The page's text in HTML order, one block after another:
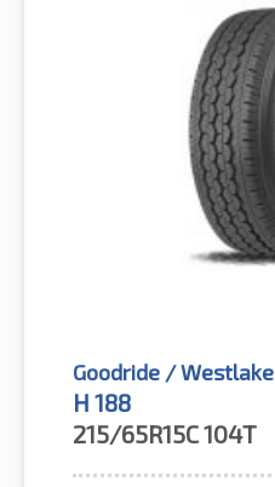
Goodride / Westlake
H 188
215/65R15C104T